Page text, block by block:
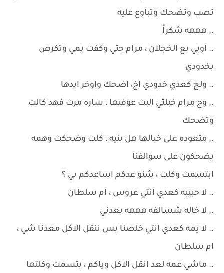
تصب وتضحك وتباوع عليه
.. هههه شكراً
.. اويي بع الخجلان ، مرام جتي وكفت يمي وتكرص
بخدودي
.. ولج كعدي خدودي اخ، اضحك واوخر ايدها
.. وج مرام خبلتي البت عوفيها ، ساره مرت فهد كالت
وتضحك
.. متعوده على خبالها هل بنيه ، كلت وضحكت وهمه
يضحكون على سوالفنا
ابتسمت وكلت ، شنو عدكم اساعدكم بي ؟
.. لا حبيبه كعدي انتي عروس ، ام سلطان
.. لا خاله شسالفه هههه بعدني
.. لا يمه كعدي انتي خلصنا بس ننقل الاكل معدنا شي ،
ام سلطان
.. ماشي عمه لعد انقل الاكل وياكم ، بتسمت وكلتها